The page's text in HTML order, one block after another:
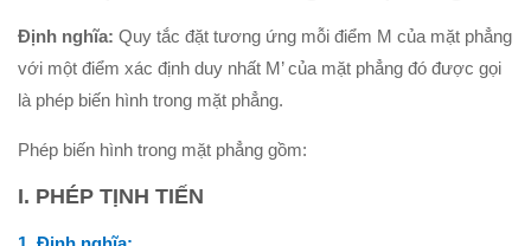
Hình học 10
Véctơ
Tích vô hướng của hai véctơ và ứng dụng
PT đường thẳng trong mặt phẳng
Phương pháp tọa độ trong mặt phẳng
Định nghĩa: Quy tắc đặt tương ứng mỗi điểm M của mặt phẳng
với một điểm xác định duy nhất M’ của mặt phẳng đó được gọi
là phép biến hình trong mặt phẳng.
Phép biến hình trong mặt phẳng gồm:
I. PHÉP TỊNH TIẾN